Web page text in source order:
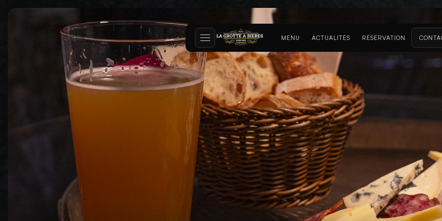
MENU ACTUALITÉS RÉSERVATION